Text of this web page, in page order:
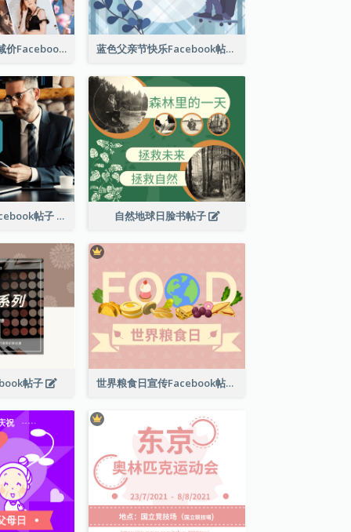
女性时尚春季大减价Facebook帖子 蓝色父亲节快乐Facebook帖子
商业解决方案Facebook帖子 自然地球日脸书帖子
帖子 世界粮食日宣传Facebook帖子